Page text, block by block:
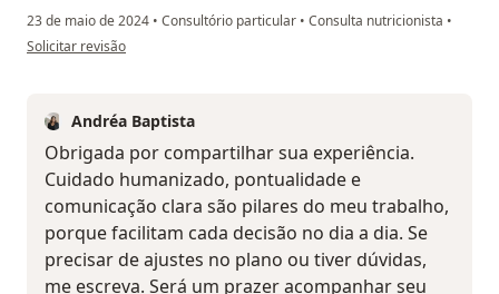
23 de maio de 2024 • Consultório particular • Consulta nutricionista •
na opinião do utilizador Maria Cláudia Alves do Nascimento Tinoco
Solicitar revisão
Andréa Baptista
Obrigada por compartilhar sua experiência.
Cuidado humanizado, pontualidade e
comunicação clara são pilares do meu trabalho,
porque facilitam cada decisão no dia a dia. Se
precisar de ajustes no plano ou tiver dúvidas,
me escreva. Será um prazer acompanhar seu